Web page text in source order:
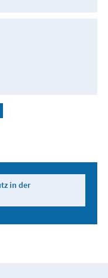
in der